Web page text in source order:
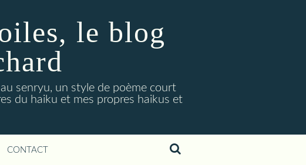
le blog
senryu, un style de poème court
du haiku et mes propres haikus et
CONTACT